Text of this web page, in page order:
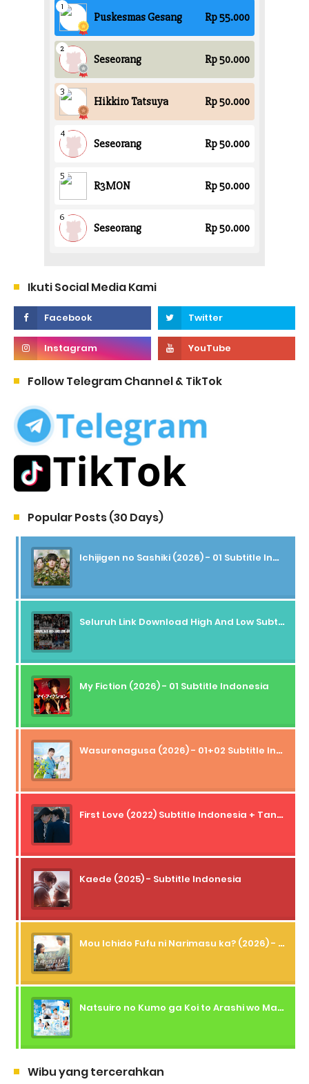
Ikuti Social Media Kami
Follow Telegram Channel & TikTok
Popular Posts (30 Days)
Ichijigen no Sashiki (2026) - 01 Subtitle Indonesia
Seluruh Link Download High And Low Subtitle Indonesia
My Fiction (2026) - 01 Subtitle Indonesia
Wasurenagusa (2026) - 01+02 Subtitle Indonesia
First Love (2022) Subtitle Indonesia + Tanpa Iklan + Streaming + 1080p
Kaede (2025) - Subtitle Indonesia
Mou Ichido Fufu ni Narimasu ka? (2026) - 01 Subtitle Indonesia
Natsuiro no Kumo ga Koi to Arashi wo Makiokosu (2026) - 01 Subtitle Indonesia
Wibu yang tercerahkan